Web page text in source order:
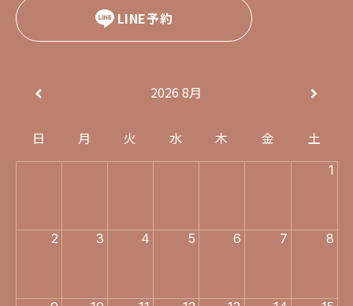
LINE予約
2026 8月
日 月 火 水 木 金 土
1
2 3 4 5 6 7 8